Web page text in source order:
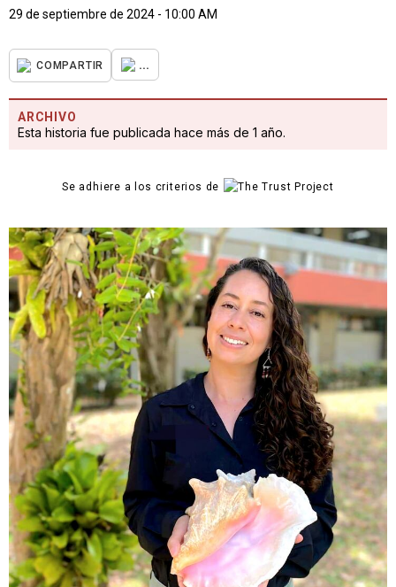
29 de septiembre de 2024 - 10:00 AM
COMPARTIR ...
ARCHIVO
Esta historia fue publicada hace más de 1 año.
Se adhiere a los criterios de